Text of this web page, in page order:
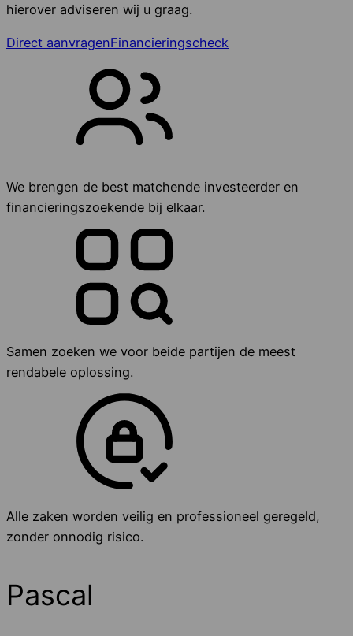
hierover adviseren wij u graag.
Direct aanvragenFinancieringscheck
We brengen de best matchende investeerder en
financieringszoekende bij elkaar.
Samen zoeken we voor beide partijen de meest
rendabele oplossing.
Alle zaken worden veilig en professioneel geregeld,
zonder onnodig risico.
Pascal